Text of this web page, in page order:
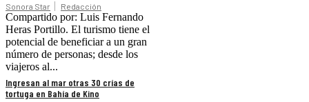
Sonora Star Redacción
Compartido por: Luis Fernando
Heras Portillo. El turismo tiene el
potencial de beneficiar a un gran
número de personas; desde los
viajeros al...
Ingresan al mar otras 30 crías de
tortuga en Bahía de Kino